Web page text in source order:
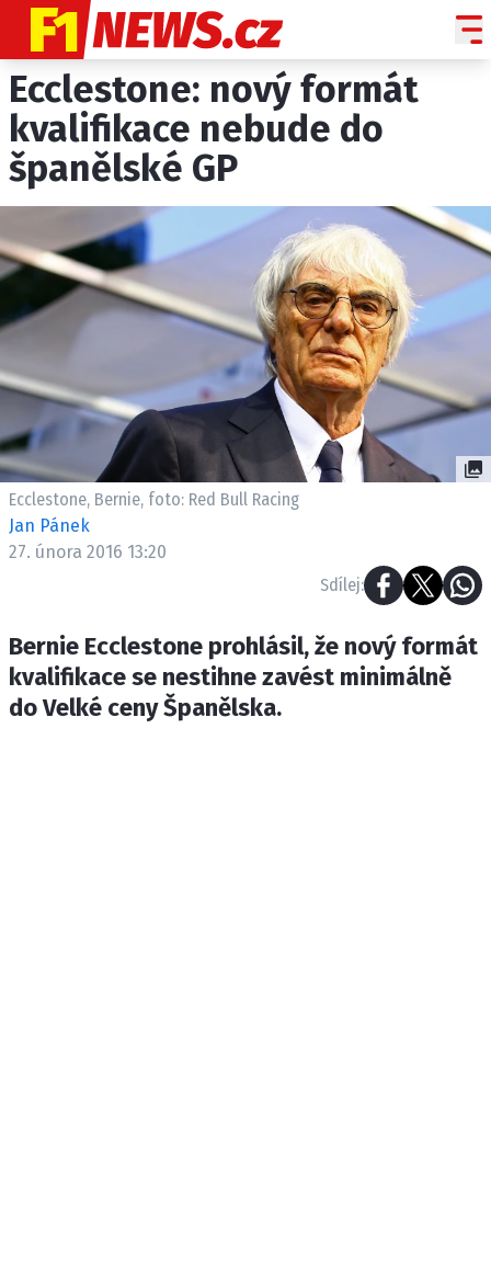
NOVINKY
GRAND PRIX
PADDOCK LINE
HISTORIE GP
PROFILY JEZDCŮ
PROFILY TÝMŮ
ROZHOVORY
OSTATNÍ
SLEDUJTE NÁS NA
ETICKÝ KODEX
OSOBNÍ ÚDAJE / COOKIES
Ecclestone: nový formát
kvalifikace nebude do
španělské GP
Ecclestone, Bernie, foto: Red Bull Racing
Jan Pánek
27. února 2016 13:20
Sdílej:
Bernie Ecclestone prohlásil, že nový formát
kvalifikace se nestihne zavést minimálně
do Velké ceny Španělska.